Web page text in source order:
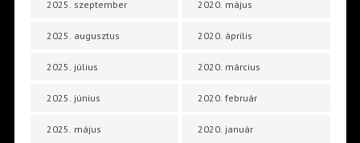
2025. szeptember
2025. augusztus
2025. július
2025. június
2025. május
2020. május
2020. április
2020. március
2020. február
2020. január